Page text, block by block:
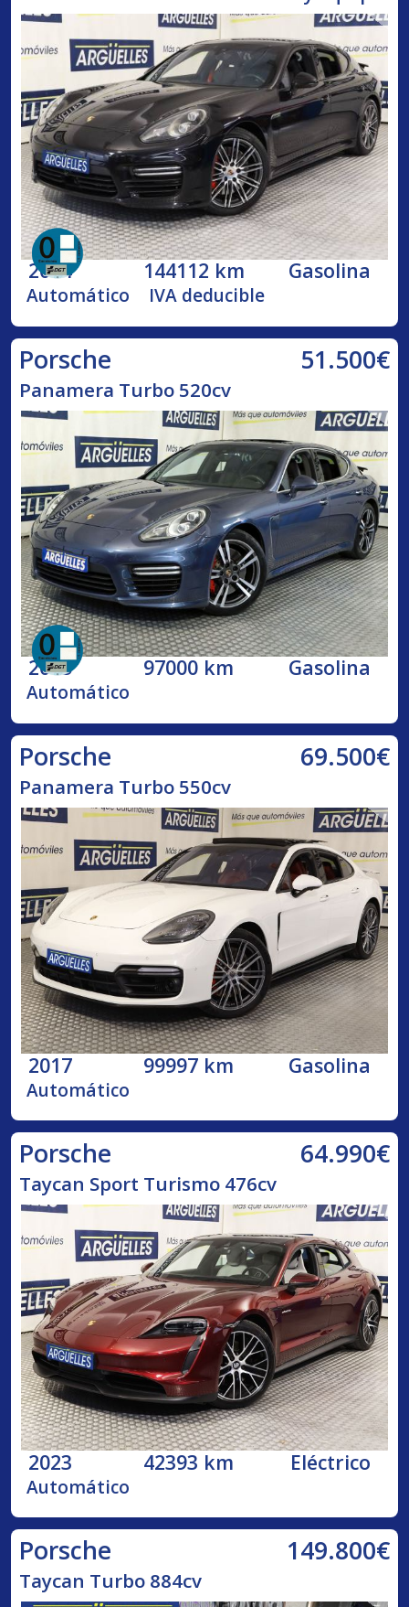
2014 144112 km Gasolina
Automático IVA deducible
Porsche 51.500€
Panamera Turbo 520cv
2015 97000 km Gasolina
Automático
Porsche 69.500€
Panamera Turbo 550cv
2017 99997 km Gasolina
Automático
Porsche 64.990€
Taycan Sport Turismo 476cv
2023 42393 km Eléctrico
Automático
Porsche 149.800€
Taycan Turbo 884cv